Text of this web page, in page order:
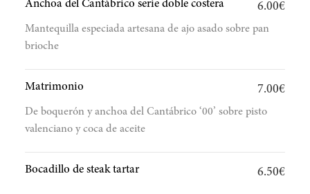
Anchoa del Cantábrico serie doble costera 6.00€
Mantequilla especiada artesana de ajo asado sobre pan
brioche
Matrimonio 7.00€
De boquerón y anchoa del Cantábrico ‘00’ sobre pisto
valenciano y coca de aceite
Bocadillo de steak tartar 6.50€